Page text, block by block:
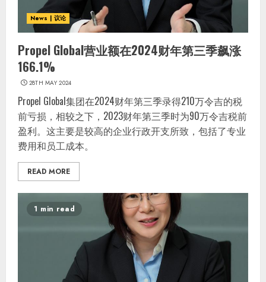
News | 议论
Propel Global营业额在2024财年第三季飙涨
166.1%
28TH MAY 2024
Propel Global集团在2024财年第三季录得210万令吉的税
前亏损，相较之下，2023财年第三季时为90万令吉税前
盈利。这主要是较高的企业行政开支所致，包括了专业
费用和员工成本。
READ MORE
1 min read